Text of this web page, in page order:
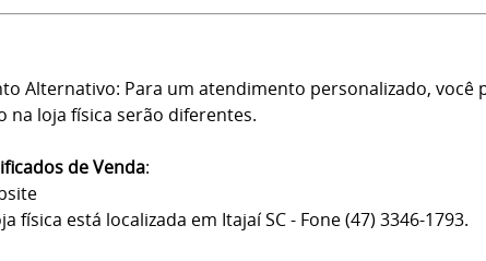
Alternativo: Para um atendimento personalizado, você
na loja física serão diferentes.
de Venda:
física está localizada em Itajaí SC - Fone (47) 3346-1793.